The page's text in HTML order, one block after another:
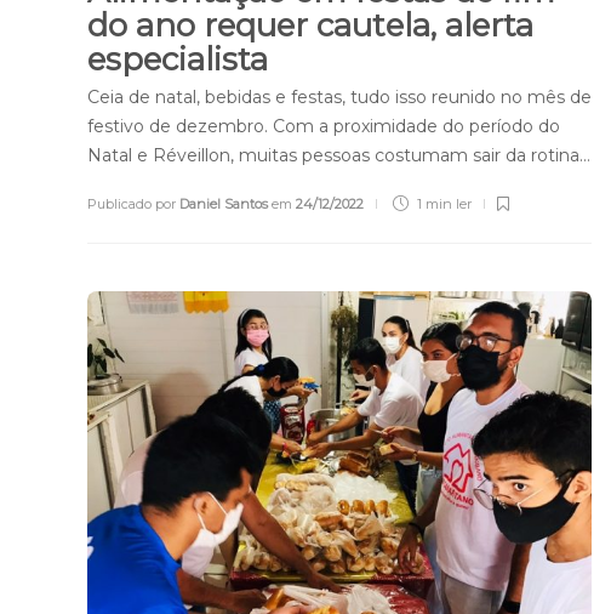
do ano requer cautela, alerta
especialista
Ceia de natal, bebidas e festas, tudo isso reunido no mês de
festivo de dezembro. Com a proximidade do período do
Natal e Réveillon, muitas pessoas costumam sair da rotina…
Publicado por Daniel Santosem 24/12/2022 1 min ler